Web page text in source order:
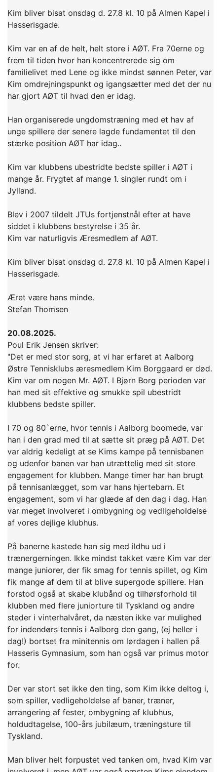
Kim bliver bisat onsdag d. 27.8 kl. 10 på Almen Kapel i
Hasserisgade.
Kim var en af de helt, helt store i AØT. Fra 70erne og
frem til tiden hvor han koncentrerede sig om
familielivet med Lene og ikke mindst sønnen Peter, var
Kim omdrejningspunkt og igangsætter med det der nu
har gjort AØT til hvad den er idag.
Han organiserede ungdomstræning med et hav af
unge spillere der senere lagde fundamentet til den
stærke position AØT har idag..
Kim var klubbens ubestridte bedste spiller i AØT i
mange år. Frygtet af mange 1. singler rundt om i
Jylland.
Blev i 2007 tildelt JTUs fortjenstnål efter at have
siddet i klubbens bestyrelse i 35 år.
Kim var naturligvis Æresmedlem af AØT.
Kim bliver bisat onsdag d. 27.8 kl. 10 på Almen Kapel i
Hasserisgade.
Æret være hans minde.
Stefan Thomsen
20.08.2025.
Poul Erik Jensen skriver:
"Det er med stor sorg, at vi har erfaret at Aalborg
Østre Tennisklubs æresmedlem Kim Borggaard er død.
Kim var om nogen Mr. AØT. I Bjørn Borg perioden var
han med sit effektive og smukke spil ubestridt
klubbens bedste spiller.
I 70 og 80`erne, hvor tennis i Aalborg boomede, var
han i den grad med til at sætte sit præg på AØT. Det
var aldrig kedeligt at se Kims kampe på tennisbanen
og udenfor banen var han utrættelig med sit store
engagement for klubben. Mange timer har han brugt
på tennisanlægget, som var hans hjertebarn. Et
engagement, som vi har glæde af den dag i dag. Han
var meget involveret i ombygning og vedligeholdelse
af vores dejlige klubhus.
På banerne kastede han sig med ildhu ud i
trænergerningen. Ikke mindst takket være Kim var der
mange juniorer, der fik smag for tennis spillet, og Kim
fik mange af dem til at blive supergode spillere. Han
forstod også at skabe klubånd og tilhørsforhold til
klubben med flere juniorture til Tyskland og andre
steder i vinterhalvåret, da næsten ikke var mulighed
for indendørs tennis i Aalborg den gang, (ej heller i
dag!) bortset fra minitennis om lørdagen i hallen på
Hasseris Gymnasium, som han også var primus motor
for.
Der var stort set ikke den ting, som Kim ikke deltog i,
som spiller, vedligeholdelse af baner, træner,
arrangering af fester, ombygning af klubhus,
holdudtagelse, 100-års jubilæum, træningsture til
Tyskland.
Man bliver helt forpustet ved tanken om, hvad Kim var